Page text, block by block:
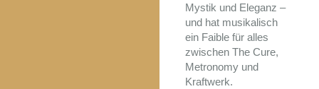
Mystik und Eleganz –
und hat musikalisch
ein Faible für alles
zwischen The Cure,
Metronomy und
Kraftwerk.